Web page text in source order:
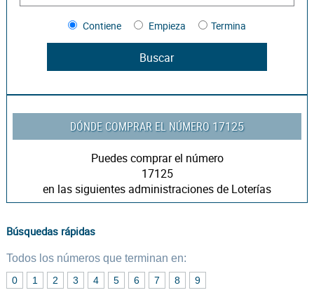
Contiene Empieza Termina
DÓNDE COMPRAR EL NÚMERO17125
Puedes comprar el número
17125
en las siguientes administraciones de Loterías
Búsquedas rápidas
Todos los números que terminan en:
0 1 2 3 4 5 6 7 8 9